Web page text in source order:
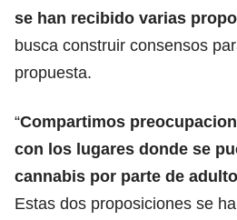
se han recibido varias
busca construir consensos
propuesta.
“Compartimos
con los lugares donde se
cannabis por parte de
Estas dos proposiciones se